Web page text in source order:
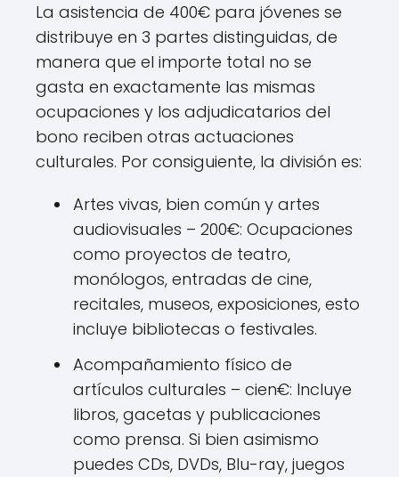
La asistencia de 400€ para jóvenes se
distribuye en 3 partes distinguidas, de
manera que el importe total no se
gasta en exactamente las mismas
ocupaciones y los adjudicatarios del
bono reciben otras actuaciones
culturales. Por consiguiente, la división es:
Artes vivas, bien común y artes
audiovisuales – 200€: Ocupaciones
como proyectos de teatro,
monólogos, entradas de cine,
recitales, museos, exposiciones, esto
incluye bibliotecas o festivales.
Acompañamiento físico de
artículos culturales – cien€: Incluye
libros, gacetas y publicaciones
como prensa. Si bien asimismo
puedes CDs, DVDs, Blu-ray, juegos